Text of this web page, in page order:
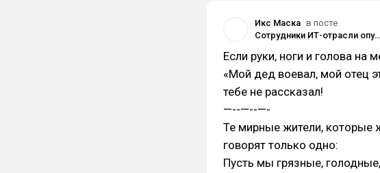
Икс Маска в посте
Сотрудники ИТ-отрасли опубликовали открытое письмо против «операции» в Украине — его подписало больше тысячи человек
Если руки, ноги и голова на
«Мой дед воевал, мой отец
тебе не рассказал!
—--—--—-
Те мирные жители, которые
говорят только одно:
Пусть мы грязные,